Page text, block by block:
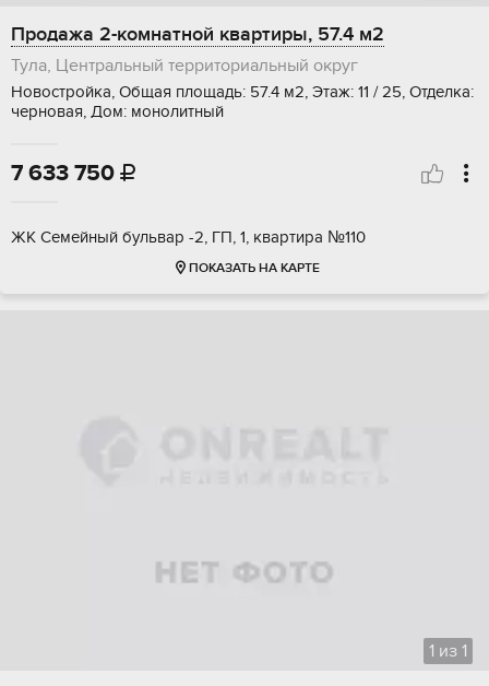
Продажа 2-комнатной квартиры, 57.4 м2
Тула, Центральный территориальный округ
Новостройка, Общая площадь: 57.4 м2, Этаж: 11 / 25, Отделка:
черновая, Дом: монолитный
7 633 750 
ЖК Семейный бульвар -2, ГП, 1, квартира №110
ПОКАЗАТЬ НА КАРТЕ
1 из 1